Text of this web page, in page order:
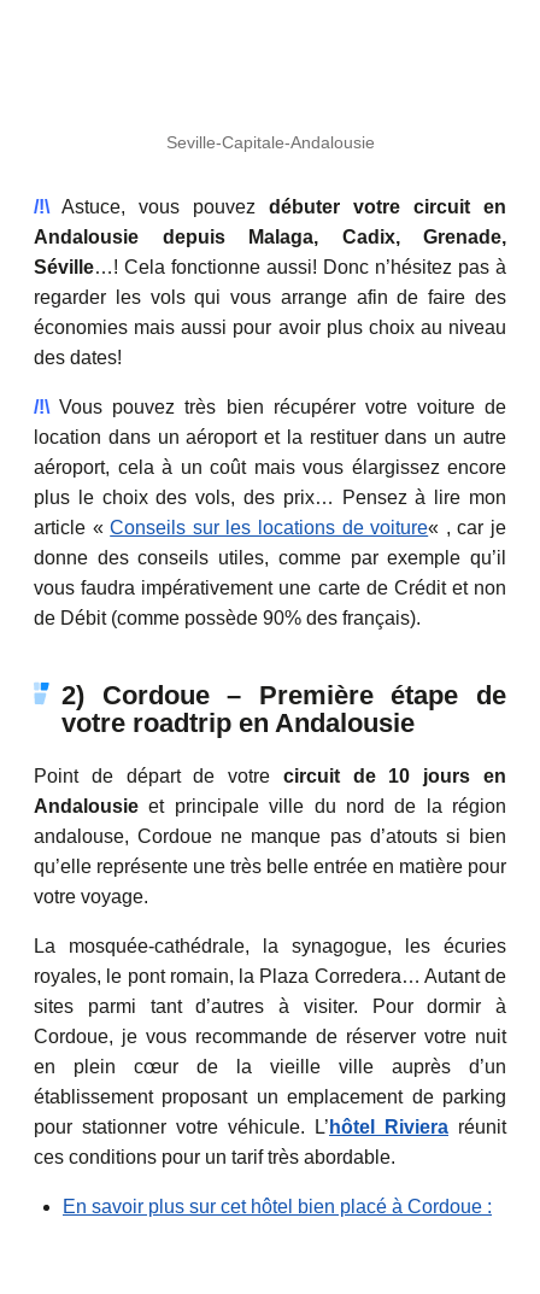
Seville-Capitale-Andalousie
/!\Astuce, vous pouvez débuter votre circuit en
Andalousie depuis Malaga, Cadix, Grenade,
Séville…! Cela fonctionne aussi! Donc n’hésitez pas à
regarder les vols qui vous arrange afin de faire des
économies mais aussi pour avoir plus choix au niveau
des dates!
/!\Vous pouvez très bien récupérer votre voiture de
location dans un aéroport et la restituer dans un autre
aéroport, cela à un coût mais vous élargissez encore
plus le choix des vols, des prix… Pensez à lire mon
article «Conseils sur les locations de voiture« , car je
donne des conseils utiles, comme par exemple qu’il
vous faudra impérativement une carte de Crédit et non
de Débit (comme possède 90% des français).
2) Cordoue – Première étape de
votre roadtrip en Andalousie
Point de départ de votre circuit de 10 jours en
Andalousie et principale ville du nord de la région
andalouse, Cordoue ne manque pas d’atouts si bien
qu’elle représente une très belle entrée en matière pour
votre voyage.
La mosquée-cathédrale, la synagogue, les écuries
royales, le pont romain, la Plaza Corredera… Autant de
sites parmi tant d’autres à visiter. Pour dormir à
Cordoue, je vous recommande de réserver votre nuit
en plein cœur de la vieille ville auprès d’un
établissement proposant un emplacement de parking
pour stationner votre véhicule. L’ hôtel Riviera réunit
ces conditions pour un tarif très abordable.
En savoir plus sur cet hôtel bien placé à Cordoue :